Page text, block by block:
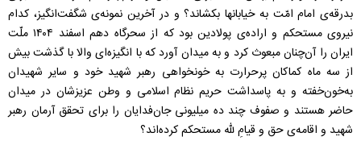
بدرقه‌ی امام امّت به خیابانها بکشاند؟ و در آخرین نمونه‌ی شگفت‌انگیز، کدام
نیروی مستحکم و اراده‌ی پولادین بود که از سحرگاه دهم اسفند ۱۴۰۴ ملّت
ایران را آن‌چنان مبعوث کرد و به میدان آورد که با انگیزه‌ای والا با گذشت بیش
از سه ماه کماکان پرحرارت به خونخواهی رهبر شهید خود و سایر شهیدان
به‌خون‌خفته و به پاسداشت حریم نظام اسلامی و وطن عزیزشان در میدان
حاضر هستند و صفوف چند ده میلیونی جان‌فدایان را برای تحقق آرمان رهبر
شهید و اقامه‌ی حق و قیام‌ِ لله مستحکم کرده‌اند؟